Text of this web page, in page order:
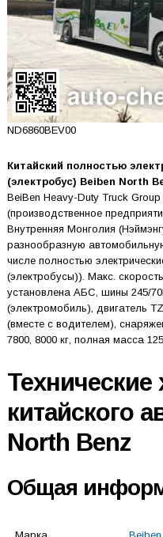
ND6860BEV00
Китайский полностью
(электробус) Beiben North
BeiBen Heavy-Duty Truck
(производственное
Внутренняя Монголия
разнообразную
числе полностью
(электробусы)). Макс.
установлена АБС, шины 245/
(электромобиль), двигатель
(вместе с водителем),
7800, 8000 кг, полная масса
Технические
китайского
North Benz
Общая